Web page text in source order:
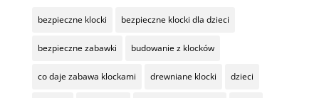
bezpieczne klocki bezpieczne klocki dla dzieci
bezpieczne zabawki budowanie z klocków
co daje zabawa klockami drewniane klocki dzieci